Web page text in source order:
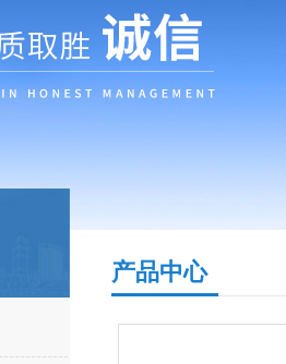
产品中心